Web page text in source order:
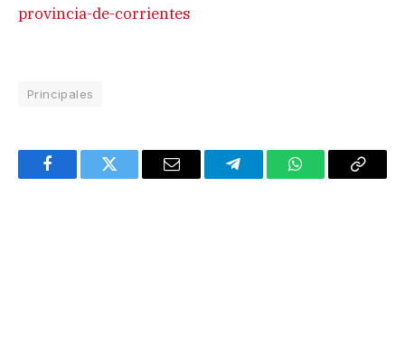
provincia-de-corrientes
Principales
FacebookTwitter Email TelegramWhatsAppCopy